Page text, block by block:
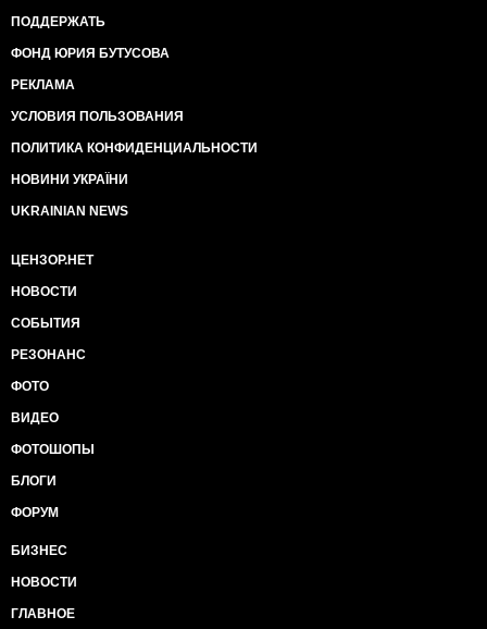
ПОДДЕРЖАТЬ
ФОНД ЮРИЯ БУТУСОВА
РЕКЛАМА
УСЛОВИЯ ПОЛЬЗОВАНИЯ
ПОЛИТИКА КОНФИДЕНЦИАЛЬНОСТИ
НОВИНИ УКРАЇНИ
UKRAINIAN NEWS
ЦЕНЗОР.НЕТ
НОВОСТИ
СОБЫТИЯ
РЕЗОНАНС
ФОТО
ВИДЕО
ФОТОШОПЫ
БЛОГИ
ФОРУМ
БИЗНЕС
НОВОСТИ
ГЛАВНОЕ